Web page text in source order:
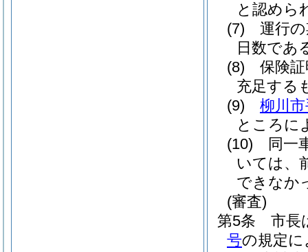
と認めら
(7)
運行
日数であ
(8)
保険
充足する
(9)
柳川
ところに
(10)
同一
いては、
できなか
(審査)
第5条
市長
号の規定